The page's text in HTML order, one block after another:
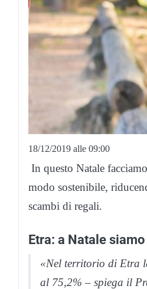
18/12/2019 alle 09:00
In questo Natale
modo sostenibile,
scambi di regali.
Etra: a Natale
«Nel territorio di Etra
al 75,2% – spiega il